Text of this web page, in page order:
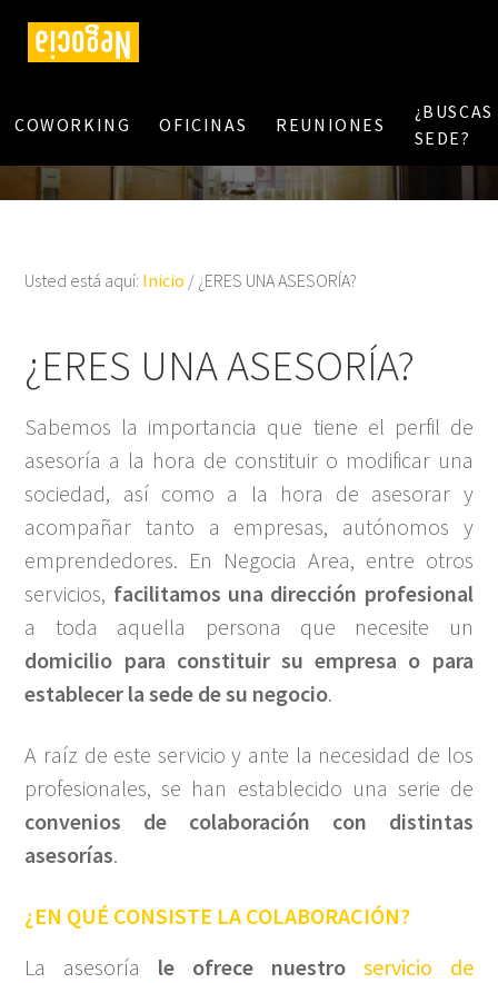
COWORKING OFICINAS REUNIONES
¿BUSCAS
SEDE?
Usted está aquí: Inicio / ¿ERES UNA ASESORÍA?
¿ERES UNA ASESORÍA?
Sabemos la importancia que tiene el perfil de
asesoría a la hora de constituir o modificar una
sociedad, así como a la hora de asesorar y
acompañar tanto a empresas, autónomos y
emprendedores. En Negocia Area, entre otros
servicios, facilitamos una dirección profesional
a toda aquella persona que necesite un
domicilio para constituir su empresa o para
establecer la sede de su negocio.
A raíz de este servicio y ante la necesidad de los
profesionales, se han establecido una serie de
convenios de colaboración con distintas
asesorías.
¿EN QUÉ CONSISTE LA COLABORACIÓN?
La asesoría le ofrece nuestro
servicio de